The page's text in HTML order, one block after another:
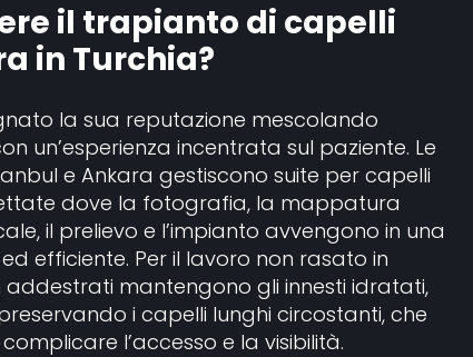
il trapianto di capelli
in Turchia?
la sua reputazione mescolando
un’esperienza incentrata sul paziente. Le
e Ankara gestiscono suite per capelli
dove la fotografia, la mappatura
il prelievo e l’impianto avvengono in una
efficiente. Per il lavoro non rasato in
mantengono gli innesti idratati,
i capelli lunghi circostanti, che
l’accesso e la visibilità.